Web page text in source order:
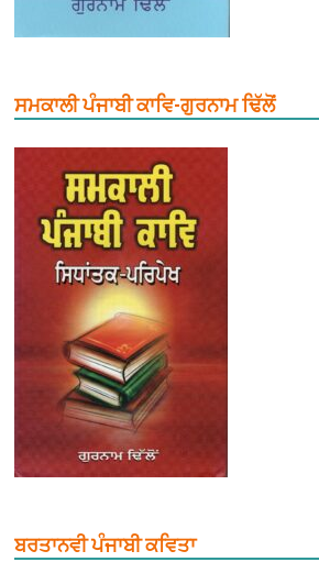
ਸਮਕਾਲੀ ਪੰਜਾਬੀ ਕਾਵਿ-ਗੁਰਨਾਮ ਢਿੱਲੋਂ
ਬਰਤਾਨਵੀ ਪੰਜਾਬੀ ਕਵਿਤਾ